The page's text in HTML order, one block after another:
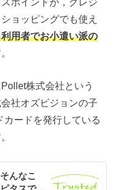
ョッピングでも使え
用者でお小遣い派の
株式会社という
社オズビジョンの子
ードを発行している